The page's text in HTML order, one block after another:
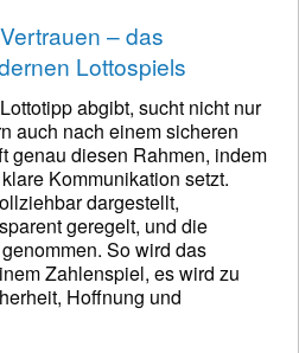
– das
Lottospiels
abgibt, sucht nicht nur
auch nach einem sicheren
genau diesen Rahmen, indem
Kommunikation setzt.
dargestellt,
geregelt, und die
So wird das
Zahlenspiel, es wird zu
Hoffnung und